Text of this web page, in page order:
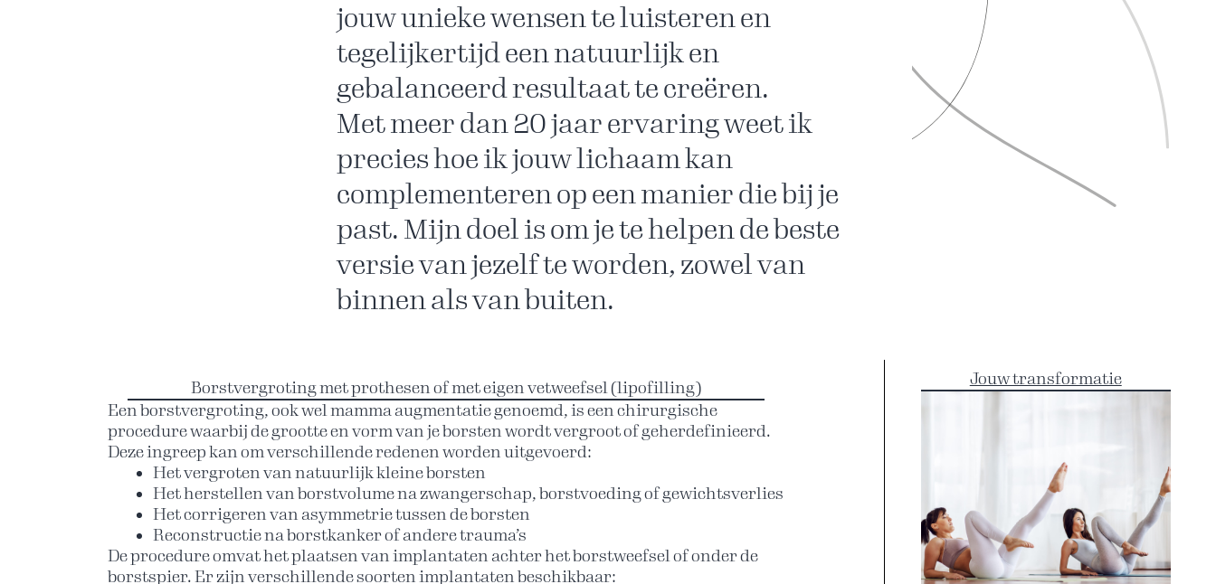
jouw unieke wensen te luisteren en
tegelijkertijd een natuurlijk en
gebalanceerd resultaat te creëren.
Met meer dan 20 jaar ervaring weet ik
precies hoe ik jouw lichaam kan
complementeren op een manier die bij je
past. Mijn doel is om je te helpen de beste
versie van jezelf te worden, zowel van
binnen als van buiten.
Neem vandaag nog contact met me opBorstvergroting met prothesen of met eigen vetweefsel (lipofilling)
Een borstvergroting, ook wel mamma augmentatie genoemd, is een chirurgische
procedure waarbij de grootte en vorm van je borsten wordt vergroot of geherdefinieerd.
Deze ingreep kan om verschillende redenen worden uitgevoerd:
Het vergroten van natuurlijk kleine borsten
Het herstellen van borstvolume na zwangerschap, borstvoeding of gewichtsverlies
Het corrigeren van asymmetrie tussen de borsten
Reconstructie na borstkanker of andere trauma’s
De procedure omvat het plaatsen van implantaten achter het borstweefsel of onder de
borstspier. Er zijn verschillende soorten implantaten beschikbaar:
Jouw transformatie